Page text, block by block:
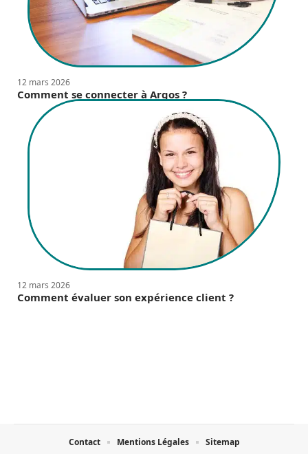
12 mars 2026
Comment se connecter à Argos ?
12 mars 2026
Comment évaluer son expérience client ?
Contact Mentions Légales Sitemap